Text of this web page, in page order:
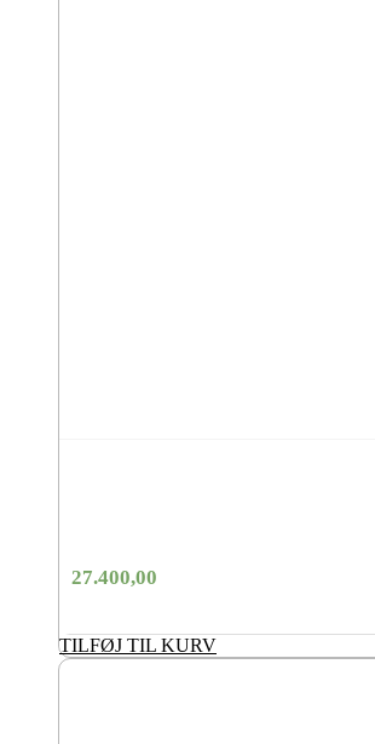
27.400,00
TILFØJ TIL KURV